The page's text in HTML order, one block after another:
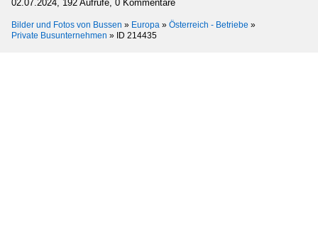
02.07.2024, 192 Aufrufe, 0 Kommentare
Bilder und Fotos von Bussen » Europa » Österreich - Betriebe »
Private Busunternehmen » ID 214435